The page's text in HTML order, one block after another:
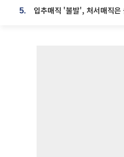
5. 입추매직 '불발', 처서매직은